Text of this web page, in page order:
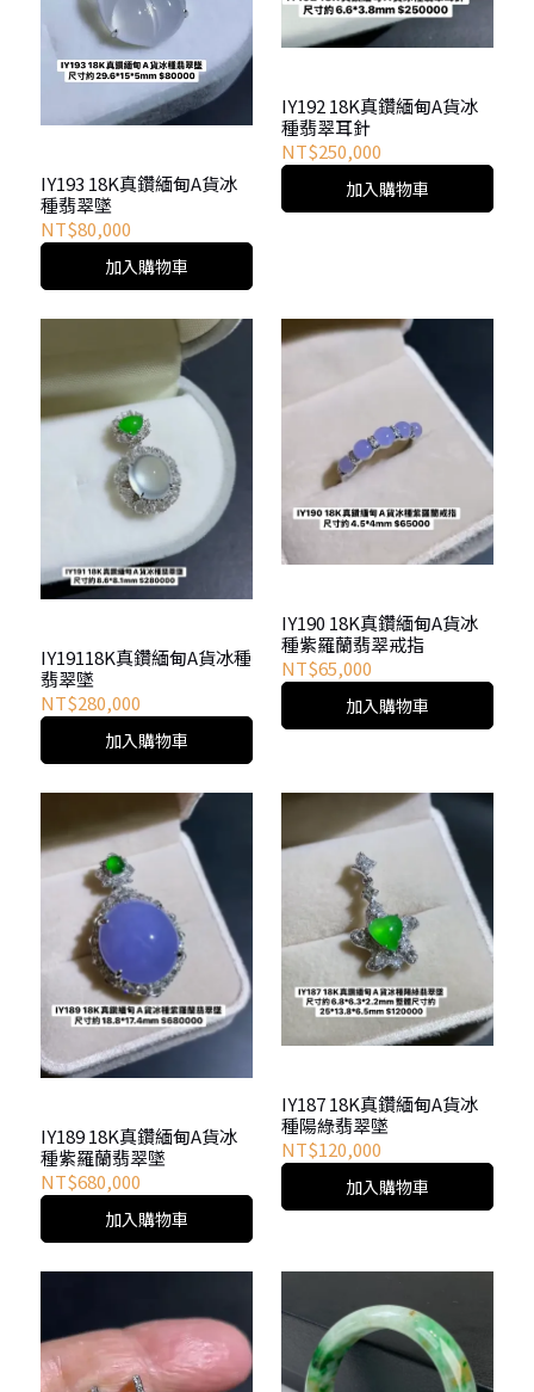
IY193 18K真鑽緬甸A貨冰
種翡翠墜
NT$80,000
加入購物車
IY192 18K真鑽緬甸A貨冰
種翡翠耳針
NT$250,000
加入購物車
IY19118K真鑽緬甸A貨冰種
翡翠墜
NT$280,000
加入購物車
IY190 18K真鑽緬甸A貨冰
種紫羅蘭翡翠戒指
NT$65,000
加入購物車
IY189 18K真鑽緬甸A貨冰
種紫羅蘭翡翠墜
NT$680,000
加入購物車
IY187 18K真鑽緬甸A貨冰
種陽綠翡翠墜
NT$120,000
加入購物車